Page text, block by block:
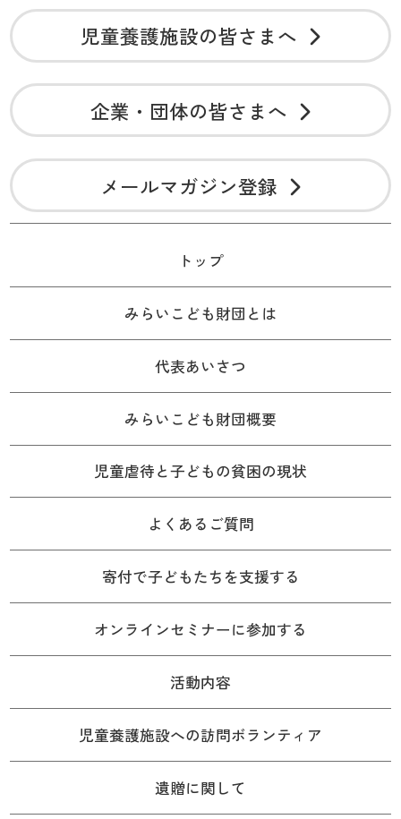
児童養護施設の皆さまへ
企業・団体の皆さまへ
メールマガジン登録
トップ
みらいこども財団とは
代表あいさつ
みらいこども財団概要
児童虐待と子どもの貧困の現状
よくあるご質問
寄付で子どもたちを支援する
オンラインセミナーに参加する
活動内容
児童養護施設への訪問ボランティア
遺贈に関して